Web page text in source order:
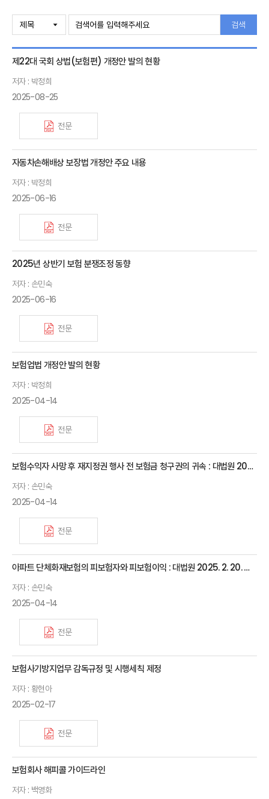
검색
제22대 국회 상법(보험편) 개정안 발의 현황
저자 : 박정희
2025-08-25
전문
자동차손해배상 보장법 개정안 주요 내용
저자 : 박정희
2025-06-16
전문
2025년 상반기 보험 분쟁조정 동향
저자 : 손민숙
2025-06-16
전문
보험업법 개정안 발의 현황
저자 : 박정희
2025-04-14
전문
보험수익자 사망 후 재지정권 행사 전 보험금 청구권의 귀속 : 대법원 2025. 2. 20. 선고 2022다306048 판결
저자 : 손민숙
2025-04-14
전문
아파트 단체화재보험의 피보험자와 피보험이익 : 대법원 2025. 2. 20. 선고 2024다210837 판결
저자 : 손민숙
2025-04-14
전문
보험사기방지업무 감독규정 및 시행세칙 제정
저자 : 황현아
2025-02-17
전문
보험회사 해피콜 가이드라인
저자 : 백영화